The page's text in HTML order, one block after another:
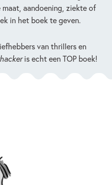
aandoening, ziekte of
in het boek te geven.
van thrillers en
is echt een TOP boek!